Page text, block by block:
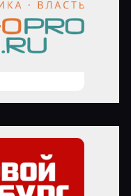
самоконсервации. И
и без
комнаты